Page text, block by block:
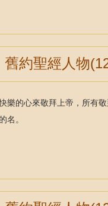
舊約聖經人物
樂的心來敬拜上帝，所有
名。